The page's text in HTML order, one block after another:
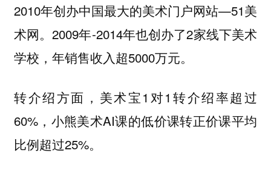
2010年创办中国最大的美术门户网站—51美
术网。2009年-2014年也创办了2家线下美术
学校，年销售收入超5000万元。
转介绍方面，美术宝1对1转介绍率超过
60%，小熊美术AI课的低价课转正价课平均
比例超过25%。